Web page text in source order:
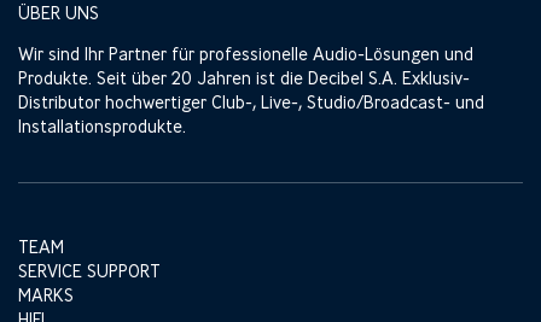
ÜBER UNS
Wir sind Ihr Partner für professionelle Audio-Lösungen und
Produkte. Seit über 20 Jahren ist die Decibel S.A. Exklusiv-
Distributor hochwertiger Club-, Live-, Studio/Broadcast- und
Installationsprodukte.
TEAM
SERVICE SUPPORT
MARKS